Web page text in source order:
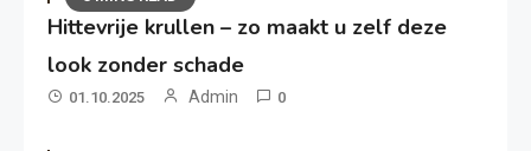
Hittevrije krullen – zo maakt u zelf deze
look zonder schade
01.10.2025 Admin 0